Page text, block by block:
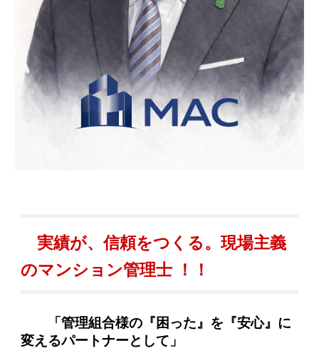
実績が、信頼をつくる。現場主義
のマンション管理士 ！！
「管理組合様の『困った』を『安心』に
変えるパートナーとして」